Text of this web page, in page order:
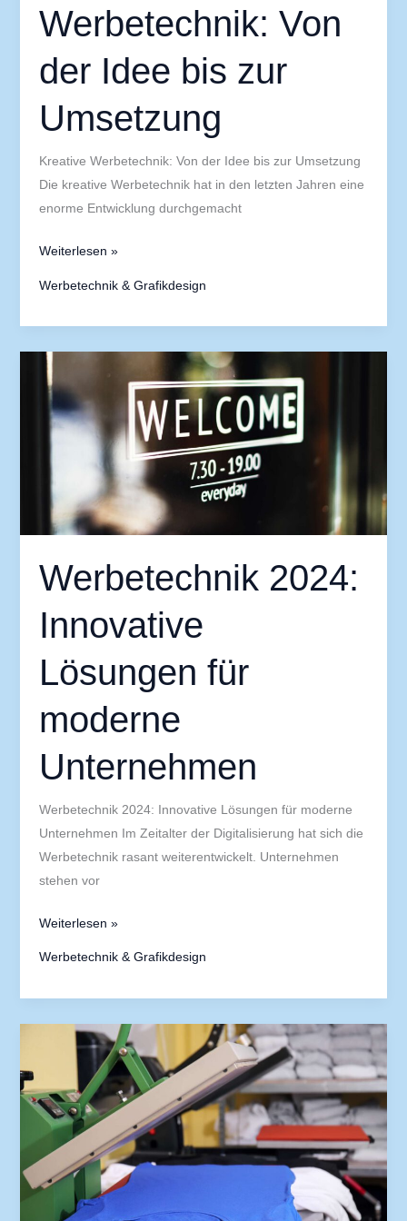
Werbetechnik: Von
der Idee bis zur
Umsetzung
Kreative Werbetechnik: Von der Idee bis zur Umsetzung
Die kreative Werbetechnik hat in den letzten Jahren eine
enorme Entwicklung durchgemacht
Weiterlesen »
Werbetechnik & Grafikdesign
Werbetechnik 2024:
Innovative
Lösungen für
moderne
Unternehmen
Werbetechnik 2024: Innovative Lösungen für moderne
Unternehmen Im Zeitalter der Digitalisierung hat sich die
Werbetechnik rasant weiterentwickelt. Unternehmen
stehen vor
Werbetechnik
2024:
Innovative
Lösungen
Unternehmen
Weiterlesen »
Werbetechnik & Grafikdesign
Evolution
Grafikdesigns
den
letzten